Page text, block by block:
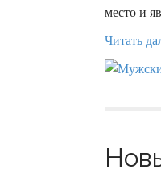
место и
Читать